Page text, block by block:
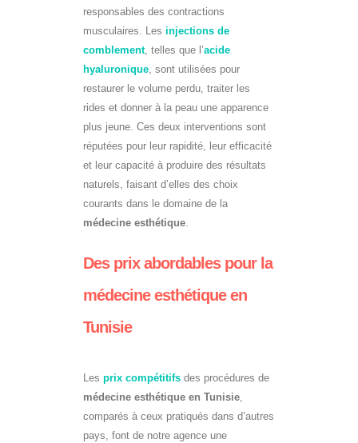
responsables des contractions
musculaires. Lesinjections de
comblement, telles que l’acide
hyaluronique , sont utilisées pour
restaurer le volume perdu, traiter les
rides et donner à la peau une apparence
plus jeune. Ces deux interventions sont
réputées pour leur rapidité, leur efficacité
et leur capacité à produire des résultats
naturels, faisant d’elles des choix
courants dans le domaine de la
médecine esthétique
Des prix abordables pour la
médecine esthétique en
Tunisie
Lesprix compétitifs des procédures de
médecine esthétique en Tunisie,
comparés à ceux pratiqués dans d’autres
pays, font de notre agence une